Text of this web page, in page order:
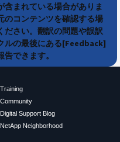
含まれている場合がありま
のコンテンツを確認する場
ださい。翻訳の問題や誤訳
ルの最後にある[Feedback]
できます。
Training
Community
Digital Support Blog
NetApp Neighborhood